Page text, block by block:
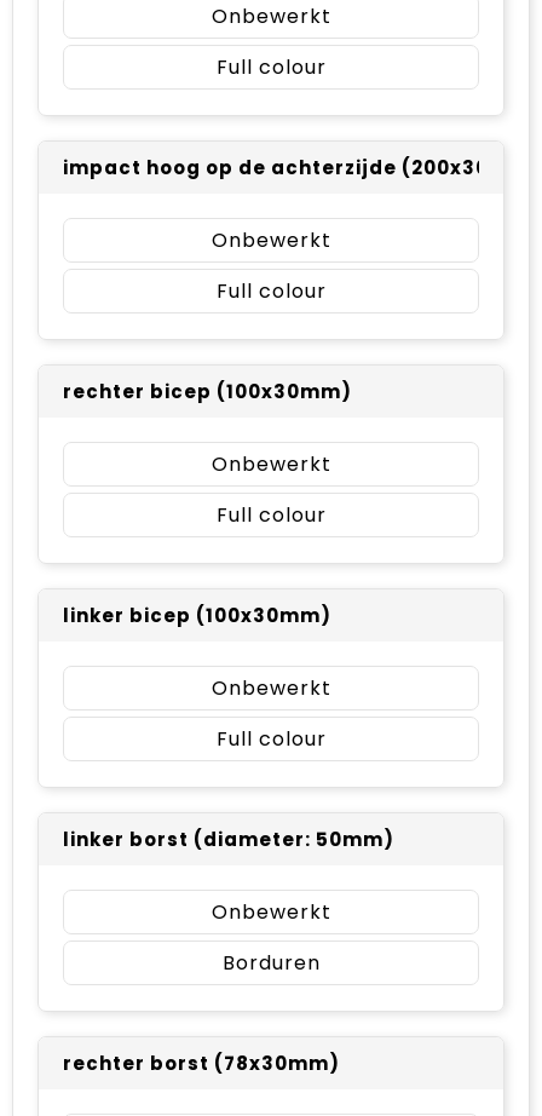
Onbewerkt
Full colour
impact hoog op de achterzijde (200x30mm)
Onbewerkt
Full colour
rechter bicep (100x30mm)
Onbewerkt
Full colour
linker bicep (100x30mm)
Onbewerkt
Full colour
linker borst (diameter: 50mm)
Onbewerkt
Borduren
rechter borst (78x30mm)